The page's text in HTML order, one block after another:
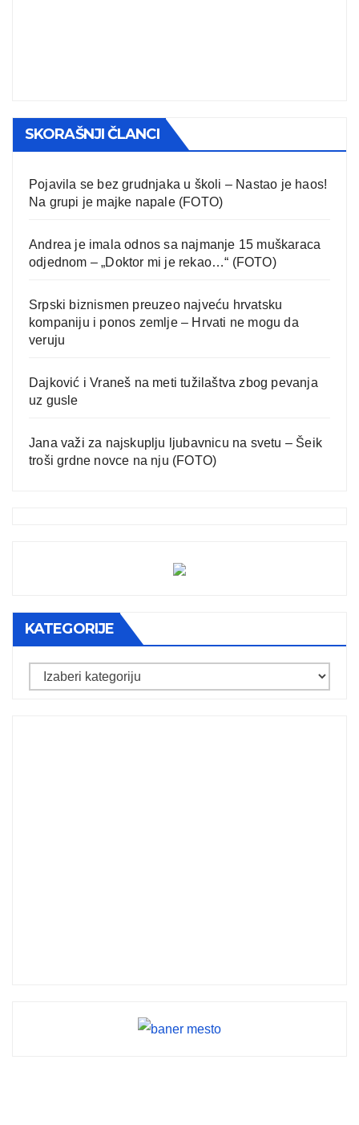
SKORAŠNJI ČLANCI
Pojavila se bez grudnjaka u školi – Nastao je haos!
Na grupi je majke napale (FOTO)
Andrea je imala odnos sa najmanje 15 muškaraca
odjednom – „Doktor mi je rekao…“ (FOTO)
Srpski biznismen preuzeo najveću hrvatsku
kompaniju i ponos zemlje – Hrvati ne mogu da
veruju
Dajković i Vraneš na meti tužilaštva zbog pevanja
uz gusle
Jana važi za najskuplju ljubavnicu na svetu – Šeik
troši grdne novce na nju (FOTO)
KATEGORIJE
Kategorije